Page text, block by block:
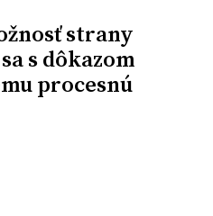
strany
s dôkazom
procesnú